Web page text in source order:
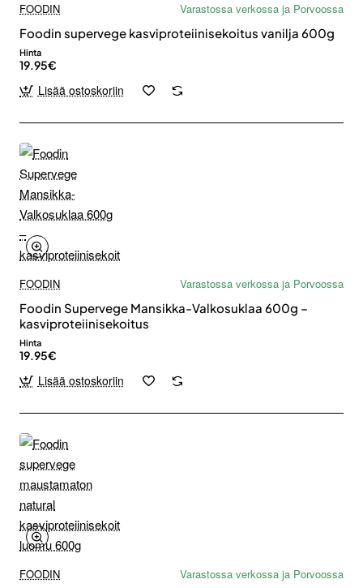
FOODIN
Varastossa verkossa ja Porvoossa
Foodin supervege kasviproteiinisekoitus vanilja 600g
Hinta
19.95€
Lisää ostoskoriin
FOODIN
Varastossa verkossa ja Porvoossa
Foodin Supervege Mansikka-Valkosuklaa 600g –
kasviproteiinisekoitus
Hinta
19.95€
Lisää ostoskoriin
FOODIN Varastossa verkossa ja Porvoossa